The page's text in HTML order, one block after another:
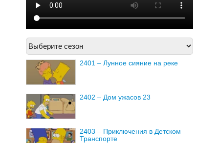
2401 – Лунное сияние на реке
2402 – Дом ужасов 23
2403 – Приключения в Детском
Транспорте